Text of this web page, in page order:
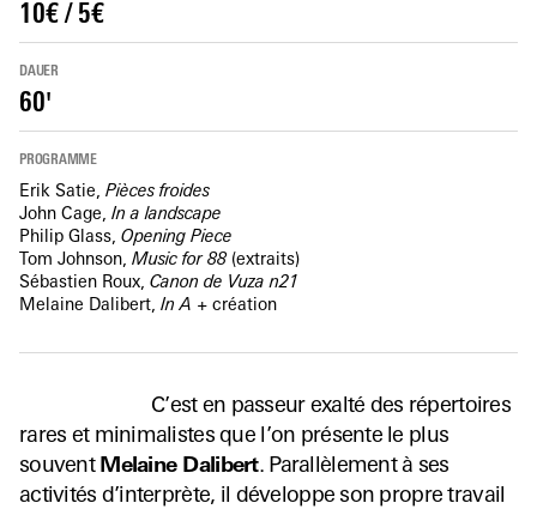
10€ / 5€
DAUER
60'
PROGRAMME
Erik Satie, Pièces froides
John Cage, In a landscape
Philip Glass, Opening Piece
Tom Johnson, Music for 88(extraits)
Sébastien Roux, Canon de Vuza n21
Melaine Dalibert, In A + création
C’est en passeur exalté des répertoires
rares et minimalistes que l’on présente le plus
souvent Melaine Dalibert. Parallèlement à ses
activités d’interprète, il développe son propre travail